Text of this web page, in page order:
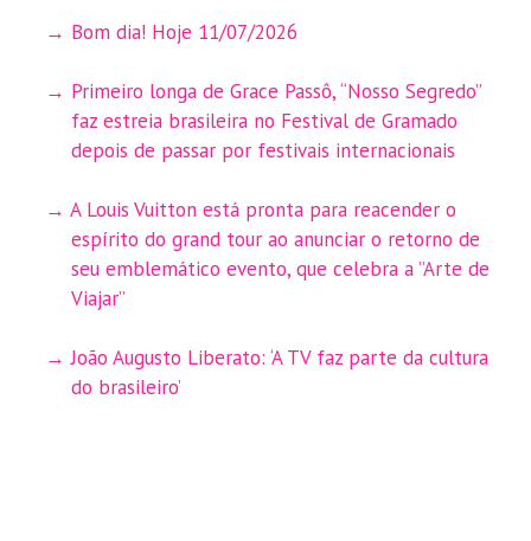
Bom dia! Hoje 11/07/2026
Primeiro longa de Grace Passô, “Nosso Segredo”
faz estreia brasileira no Festival de Gramado
depois de passar por festivais internacionais
A Louis Vuitton está pronta para reacender o
espírito do grand tour ao anunciar o retorno de
seu emblemático evento, que celebra a ”Arte de
Viajar”
João Augusto Liberato: ‘A TV faz parte da cultura
do brasileiro’